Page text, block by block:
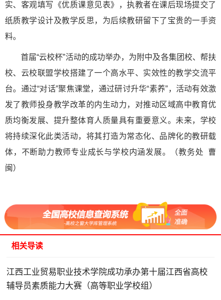
实、客观填写《优质课意见表》，执教者在课后现场提交了
纸质教学设计及教学反思，为后续教研留下了宝贵的一手资
料。
首届“云校杯”活动的成功举办，为附中及各集团校、帮扶
校、云校联盟学校搭建了一个高水平、实效性的教学交流平
台。通过“对话”聚焦课堂，通过研讨升华“素养”，活动有效激
发了教师投身教学改革的内生动力，对推动区域高中教育优
质均衡发展、提升整体育人质量具有重要意义。未来，学校
将持续深化此类活动，将其打造为常态化、品牌化的教研载
体，不断助力教师专业成长与学校内涵发展。（教务处 曹
闽）
相关导读
江西工业贸易职业技术学院成功承办第十届江西省高校
辅导员素质能力大赛（高等职业学校组）